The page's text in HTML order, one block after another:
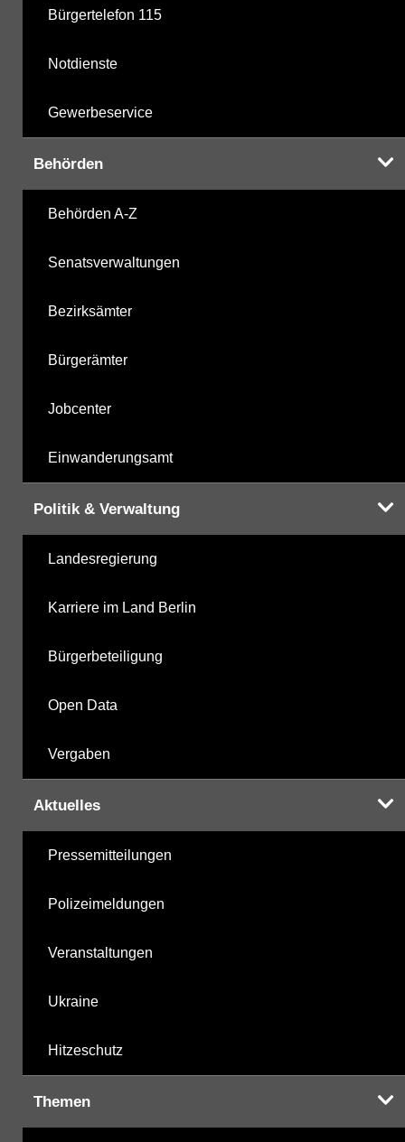
Bürgertelefon 115
Notdienste
Gewerbeservice
Behörden
Behörden A-Z
Senatsverwaltungen
Bezirksämter
Bürgerämter
Jobcenter
Einwanderungsamt
Politik & Verwaltung
Landesregierung
Karriere im Land Berlin
Bürgerbeteiligung
Open Data
Vergaben
Aktuelles
Pressemitteilungen
Polizeimeldungen
Veranstaltungen
Ukraine
Hitzeschutz
Themen